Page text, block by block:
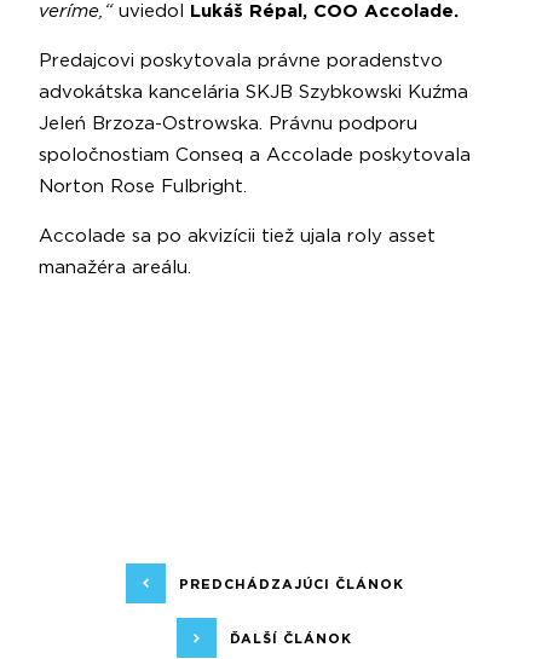
veríme,“ uviedol Lukáš Répal, COO Accolade.
Predajcovi poskytovala právne poradenstvo
advokátska kancelária SKJB Szybkowski Kuźma
Jeleń Brzoza-Ostrowska. Právnu podporu
spoločnostiam Conseq a Accolade poskytovala
Norton Rose Fulbright.
Accolade sa po akvizícii tiež ujala roly asset
manažéra areálu.
PREDCHÁDZAJÚCI ČLÁNOK
ĎALŠÍ ČLÁNOK